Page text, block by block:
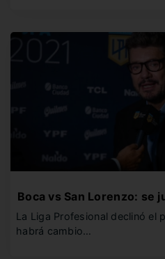
Boca vs San Lorenzo: se
La Liga Profesional declinó el
habrá cambio…